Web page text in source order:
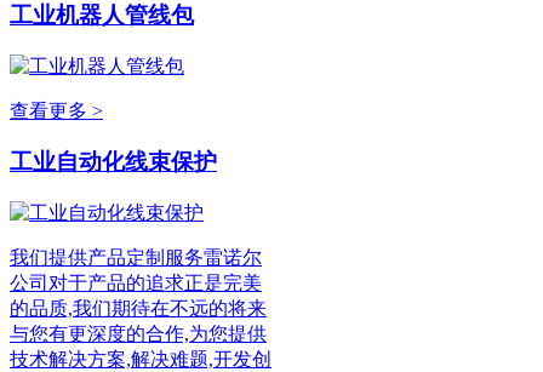
工业机器人管线包
查看更多 >
工业自动化线束保护
我们提供产品定制服务雷诺尔
公司对于产品的追求正是完美
的品质,我们期待在不远的将来
与您有更深度的合作,为您提供
技术解决方案,解决难题,开发创